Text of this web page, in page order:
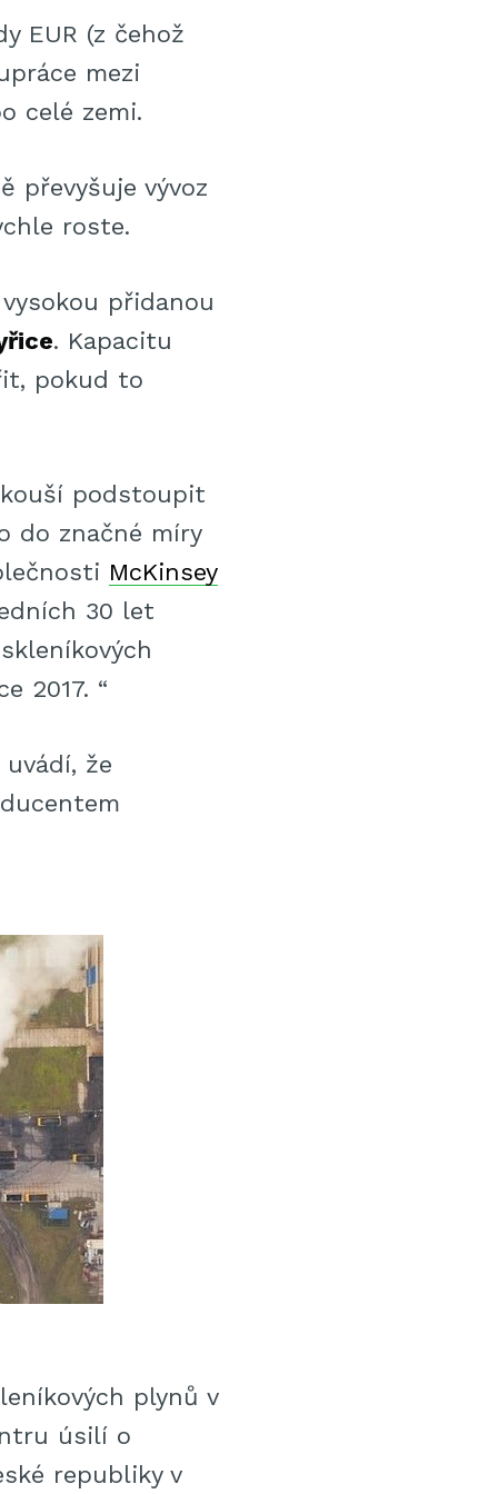
EUR (z čehož
mezi
celé zemi.
převyšuje vývoz
roste.
přidanou
. Kapacitu
pokud to
podstoupit
do značné míry
McKinsey
30 let
2017. “
že
plynů v
úsilí o
republiky v